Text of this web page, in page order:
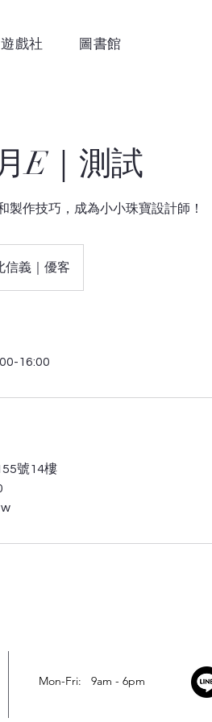
遊戲社 圖書館
E｜測試
作技巧，成為小小珠寶設計師！
信義｜優客
16:00
號14樓
Mon-Fri: 9am - 6pm